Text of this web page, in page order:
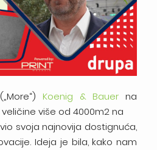
Koenig & Bauer na
više od 4000m2 na
svoja najnovija dostignuća,
Ideja je bila, kako nam